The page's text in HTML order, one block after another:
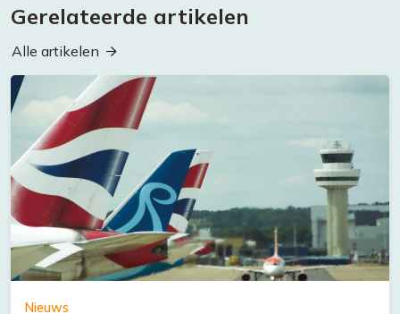
Gerelateerde artikelen
Alle artikelen
Nieuws